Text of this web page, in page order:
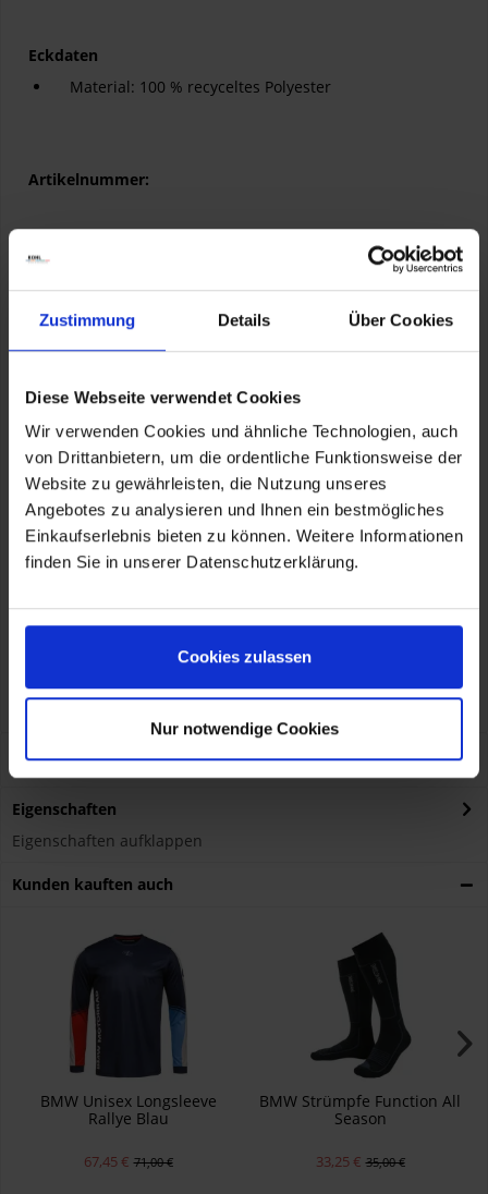
Zustimmung Details Über Cookies
Diese Webseite verwendet Cookies
Wir verwenden Cookies und ähnliche Technologien, auch
von Drittanbietern, um die ordentliche Funktionsweise der
Website zu gewährleisten, die Nutzung unseres
Angebotes zu analysieren und Ihnen ein bestmögliches
Einkaufserlebnis bieten zu können. Weitere Informationen
finden Sie in unserer Datenschutzerklärung.
Cookies zulassen
Nur notwendige Cookies
Eckdaten
Material: 100 % recyceltes Polyester
Artikelnummer:
76235B3E5B7 Gr. M
76235B3E5B8 Gr. L
76235B3E5B9 Gr. XL
Petuelring 130, München, DE, 80788
hazmat@bmw.com
Verantwortliche Person für die EU
KOHL automobile GmbH eCom
Petuelring 130, München, DE, 80788
hazmat@bmw.com
Größentabelle
Eigenschaften
Eigenschaften aufklappen
Kunden kauften auch
BMW Unisex Longsleeve
Rallye Blau
67,45 € 71,00 €
BMW Strümpfe Function All
Season
33,25 € 35,00 €